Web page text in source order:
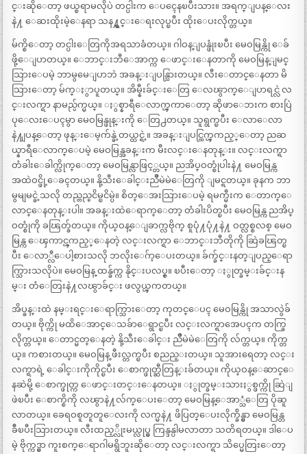
င္းဆိုေတာ့ ဖယ္စရာမလိုပဲ တင္ပါးက ေပၚေနၿပီးသား။ အရက္ျပန္ေလး
နဲ႔ ေဆးထိုးမဲ့ေနရာ သန႔္ရွင္းေရးလုပ္ၿပီး ထိုးေပးလိုက္တယ္။
မ်က္စိေတာ့ တင္ပါးေတြကိုအရသာခံတယ္။ ဂါဝန္ျပန္ဖုံးၿပီး မေဝမြန္ကို ေခ်
ဖို့ေျပာတယ္။ ေဘာင္းဘီေအာက္က ေဖာင္းေနတာကို မေဝမြန္ျမင္
သြားေပမဲ့ ဘာမွမေျပာဘဲ အခန္းျပန္သြားတယ္။ လီးေတာင္ေနတာ မိ
သြားေတာ့ မ်က္ႏွာပူတယ္။ အိမ္နီးခ်င္းေတြ ေလၽွာက္ေျပာရင္လဲ လ
င္းလက္ရာ နာမည္ပ်က္မယ္။ ႏွစ္နာရီေလာက္ၾကာေတာ့ ဆိုဖာေဘးက စားပြဲ
ပုေလးေပၚမွာ မေဝမြန္ဖုန္းကို ေတြ႕တယ္။ သူရွက္ၿပီး ေလာေလာ
နဲ႔ျပန္ေတာ့ ဖုန္းေမ့က်န္ခဲ့တယ္ထင္ရဲ့။ အခန္းျပင္ထြက္ၾကည့္ေတာ့ ညဆ
ယ္နာရီေလာက္ေပမဲ့ မေဝမြန္အခန္းက မီးလင္းေနတုန္း။ လင္းလက္ရာ
တံခါးေခါက္လိုက္ေတာ့ မေဝမြန္လာဖြင့္တယ္။ ညအိပ္ဝတ္စုံပါးနဲ႔ မေဝမြန္က
အထဲဝင္ဖို့ေခၚတယ္။ နို့သီးေခါင္းညိဳမဲမဲေတြကို ျမင္ရတယ္။ ခုနက ဘာ
မွမျမင္ခဲ့သလို တည္တည္ၿငိမ္ၿငိမ္ပဲ။ စိတ္ေအးသြားေပမဲ့ ရမက္မီးက ေတာက္ေ
လာင္ေနတုန္းပါ။ အခန္းထဲေရာက္ေတာ့ တံခါးပိတ္ၿပီး မေဝမြန္က ညအိပ္
ဝတ္စုံကို ခၽြတ္ခ်တယ္။ ကိုယ္ဝန္ေျခာက္လဗိုက္ စူပုံ႔ပုံ႔နဲ႔ ဝတ္လစ္စလစ္ မေဝ
မြန္က ေၾကာင္ၾကည့္ေနတဲ့ လင္းလက္ရာ ေဘာင္းဘီတိုကို ဆြဲခၽြတ္ၿ
ပီး ေလာ္လီေပါ့စားသလို ဘလိုးေဂ်ာ့ေပးတယ္။ ခ်က္ခ်င္းနတ္ျပည္ေရာ
က္သြားသလိုပဲ။ မေဝမြန္ ထန္ခ်က္က နိုင္းပလပ္စ္။ ၿပီးေတာ့ ႏွုတ္ခမ္းခ်င္းန
မ္း တံေတြးနဲ႔လၽွာခ်င္း ဖလွယ္ၾကတယ္။
အိပ္ခန္းထဲ နမ္းရင္းေရာက္သြားေတာ့ ကုတင္ေပၚ မေဝမြန္ကို အသာလွဲခ်
တယ္။ ဗိုက္ကို မထိေအာင္ေသခ်ာေရွာင္ၿပီး လင္းလက္ရာအေပၚက တက္ခြ
လိုက္တယ္။ ေတာင္မတ္ေနတဲ့ နို့သီးေခါင္း ညိဳမဲမဲေတြကို လ်က္တယ္။ ကိုက္တ
ယ္။ ကစားတယ္။ မေဝမြန္ ဖီးလ္တက္ၿပီး စညည္းတယ္။ သူအားရေတာ့ လင္း
လက္ရာရဲ့ ေခါင္းကိုကိုင္ၿပီး ေစာက္ဖုတ္ဆီတြန္းခ်တယ္။ ကိုယ္ဝန္ေဆာင္ေ
နဆဲမို့ ေစာက္ဖုတ္က ေဖာင္းတင္းေနတယ္။ ႏွုတ္ခမ္းသားႏွစ္ဖက္ကို ဆြဲျ
ဖဲၿပီး ေစာက္စိကို လၽွာနဲ႔လ်က္ေပးေတာ့ မေဝမြန္ေအာ္သံေတြ ပိုဆူ
လာတယ္။ ခေရဝစူတူတူေလးကို လက္မနဲ႔ ဖိပြတ္ေပးလိုက္ခ်ိန္မွာ မေဝမြန္တ
ခ်ီၿပီးသြားတယ္။ လီးထည့္လိုးမယ္လုပ္မွ ကြန္ဒန္ပါမလာတာ သတိရတယ္။ ဒါေပ
မဲ့ ဗိုက္ကဒ္မွာ ကူးစက္ေရာဂါမရွိဘူးဆိုေတာ့ လင္းလက္ရာ သိပ္မေတြးေတာ့